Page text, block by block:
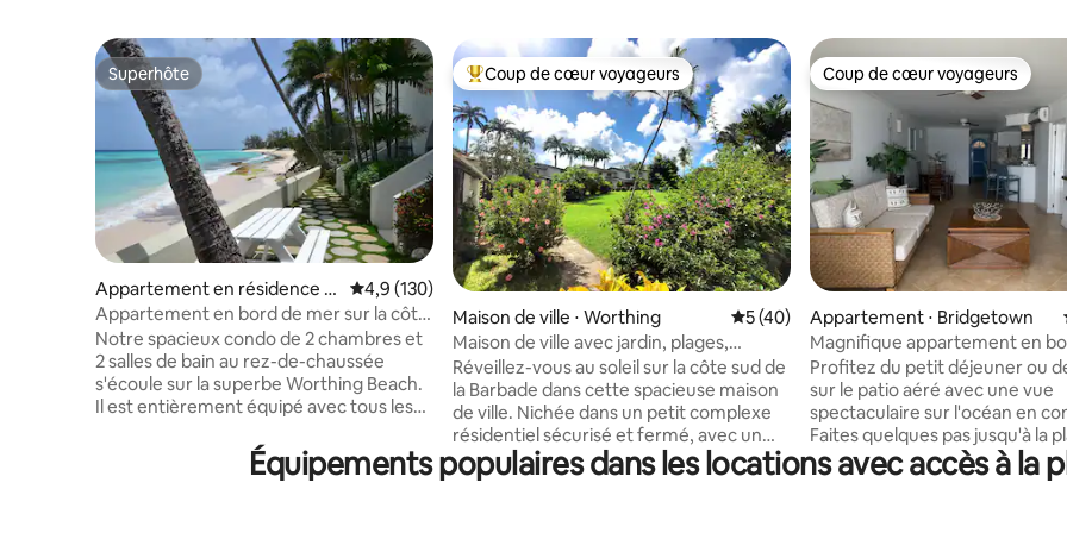
Superhôte
Superhôte
Appartement en résidence ⋅
Bridgetown
Évaluation moyenne sur la base de 130 commentaires : 4,9 sur 5
4,9 (130)
Appartement en bord de mer sur la côte
sud de la Barbade ! !
Notre spacieux condo de 2 chambres et
2 salles de bain au rez-de-chaussée
s'écoule sur la superbe Worthing Beach.
Il est entièrement équipé avec tous les
complète d'appareils de cuisine et
Coups de cœur voyageurs les plus appréciés
Coup de cœur voyageurs
Maison de ville ⋅ Worthing Évaluation moyenne sur la base de 40
5 (40)
Maison de ville avec jardin, plages,
restaurants, boutiques, promenade
Réveillez-vous au soleil sur la côte sud de
la Barbade dans cette spacieuse maison
de ville. Nichée dans un petit complexe
résidentiel sécurisé et fermé, avec un
jardin luxuriant et principalement des
résidents de longue durée. • À
Coup de cœur voyageurs
Coup de cœur voyageurs
Appartement ⋅ Bridgetown
Magnifique appartement en
Profitez du petit déjeuner ou
sur le patio aéré avec une vue
spectaculaire sur l'océan en
Faites quelques pas jusqu'à la
promenade. Ou si vous
détendez-vous au bord de la
Équipements populaires dans les locations avec accès à la